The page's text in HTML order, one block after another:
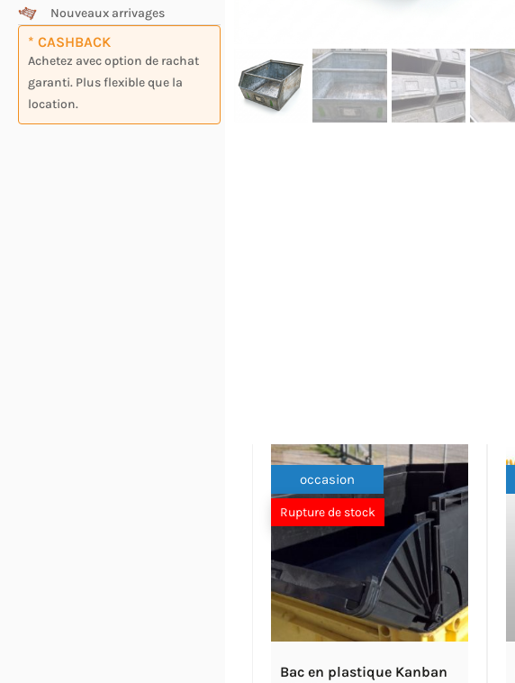
Nouveaux arrivages
* CASHBACK
Achetez avec option de rachat
garanti. Plus flexible que la
location.
occasion
Rupture de stock
Bac en plastique Kanban